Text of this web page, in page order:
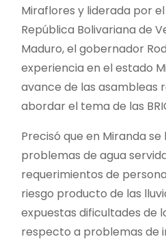
Miraflores y liderada por
República Bolivariana de
Maduro, el gobernador
experiencia en el estado
avance de las asambleas
abordar el tema de las
Precisó que en Miranda
problemas de agua
requerimientos de
riesgo producto de las
expuestas dificultades de
respecto a problemas de